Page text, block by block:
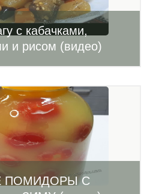
с кабачками,
и рисом (видео)
ПОМИДОРЫ С